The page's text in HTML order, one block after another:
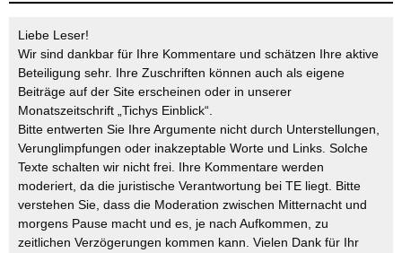
Liebe Leser!
Wir sind dankbar für Ihre Kommentare und schätzen Ihre aktive
Beteiligung sehr. Ihre Zuschriften können auch als eigene
Beiträge auf der Site erscheinen oder in unserer
Monatszeitschrift „Tichys Einblick“.
Bitte entwerten Sie Ihre Argumente nicht durch Unterstellungen,
Verunglimpfungen oder inakzeptable Worte und Links. Solche
Texte schalten wir nicht frei. Ihre Kommentare werden
moderiert, da die juristische Verantwortung bei TE liegt. Bitte
verstehen Sie, dass die Moderation zwischen Mitternacht und
morgens Pause macht und es, je nach Aufkommen, zu
zeitlichen Verzögerungen kommen kann. Vielen Dank für Ihr